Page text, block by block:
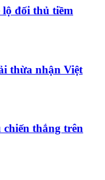
lộ đối thủ tiềm
thừa nhận Việt
thắng trên